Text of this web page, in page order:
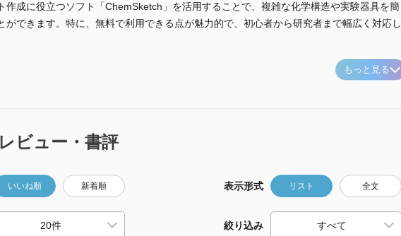
作成に役立つソフト「ChemSketch」を活用することで、複雑な化学構造や実験器具を簡
ができます。特に、無料で利用できる点が魅力的で、初心者から研究者まで幅広く対応し
もっと見る
ビュー・書評
いいね順 新着順 表示形式 リスト 全文
絞り込み